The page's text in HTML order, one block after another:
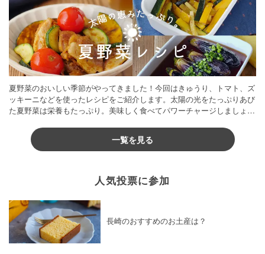
夏野菜のおいしい季節がやってきました！今回はきゅうり、トマト、ズ
ッキーニなどを使ったレシピをご紹介します。太陽の光をたっぷりあび
た夏野菜は栄養もたっぷり。美味しく食べてパワーチャージしましょう
一覧を見る
人気投票に参加
長崎のおすすめのお土産は？